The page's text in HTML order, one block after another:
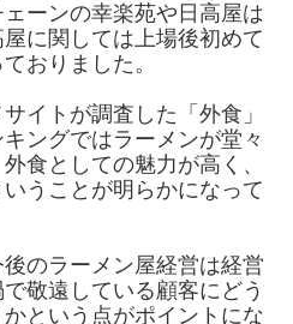
ーンの幸楽苑や日高屋は
に関しては上場後初めて
おりました。
イトが調査した「外食」
ングではラーメンが堂々
食としての魅力が高く、
うことが明らかになって
のラーメン屋経営は経営
敬遠している顧客にどう
という点がポイントにな